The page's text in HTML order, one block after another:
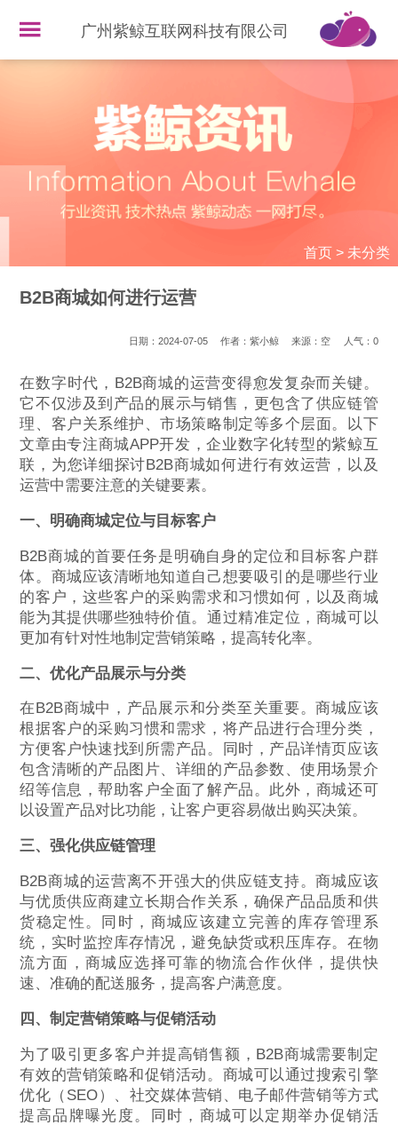
广州紫鲸互联网科技有限公司
首页> 未分类
B2B商城如何进行运营
日期：2024-07-05 作者：紫小鲸 来源：空 人气： 0
在数字时代，B2B商城的运营变得愈发复杂而关键。
它不仅涉及到产品的展示与销售，更包含了供应链管
理、客户关系维护、市场策略制定等多个层面。以下
文章由专注商城APP开发，企业数字化转型的紫鲸互
联，为您详细探讨B2B商城如何进行有效运营，以及
运营中需要注意的关键要素。
一、明确商城定位与目标客户
B2B商城的首要任务是明确自身的定位和目标客户群
体。商城应该清晰地知道自己想要吸引的是哪些行业
的客户，这些客户的采购需求和习惯如何，以及商城
能为其提供哪些独特价值。通过精准定位，商城可以
更加有针对性地制定营销策略，提高转化率。
二、优化产品展示与分类
在B2B商城中，产品展示和分类至关重要。商城应该
根据客户的采购习惯和需求，将产品进行合理分类，
方便客户快速找到所需产品。同时，产品详情页应该
包含清晰的产品图片、详细的产品参数、使用场景介
绍等信息，帮助客户全面了解产品。此外，商城还可
以设置产品对比功能，让客户更容易做出购买决策。
三、强化供应链管理
B2B商城的运营离不开强大的供应链支持。商城应该
与优质供应商建立长期合作关系，确保产品品质和供
货稳定性。同时，商城应该建立完善的库存管理系
统，实时监控库存情况，避免缺货或积压库存。在物
流方面，商城应选择可靠的物流合作伙伴，提供快
速、准确的配送服务，提高客户满意度。
四、制定营销策略与促销活动
为了吸引更多客户并提高销售额，B2B商城需要制定
有效的营销策略和促销活动。商城可以通过搜索引擎
优化（SEO）、社交媒体营销、电子邮件营销等方式
提高品牌曝光度。同时，商城可以定期举办促销活